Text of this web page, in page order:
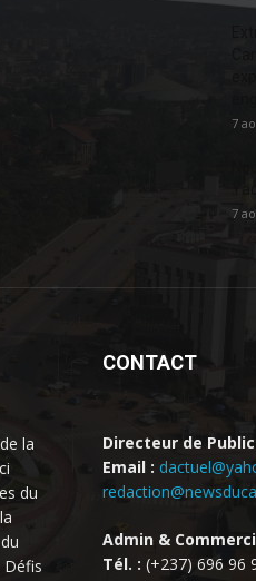
7
7
la
du
Défis
CONTACT
Directeur de
Email :
Admin &
Tél. : (+237) 696 96